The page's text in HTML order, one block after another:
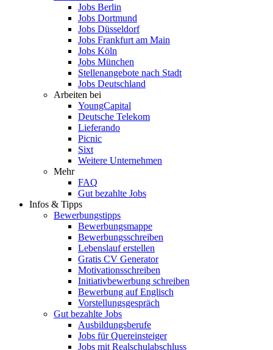
Jobs Berlin
Jobs Dortmund
Jobs Düsseldorf
Jobs Frankfurt am Main
Jobs Köln
Jobs München
Stellenangebote nach Stadt
Jobs Deutschland
Arbeiten bei
YoungCapital
Deutsche Telekom
Lieferando
Picnic
Sixt
Weitere Unternehmen
Mehr
FAQ
Gut bezahlte Jobs
Infos & Tipps
Bewerbungstipps
Bewerbungsmappe
Bewerbungsschreiben
Lebenslauf erstellen
Gratis CV Generator
Motivationsschreiben
Initiativbewerbung schreiben
Bewerbung auf Englisch
Vorstellungsgespräch
Gut bezahlte Jobs
Ausbildungsberufe
Jobs für Quereinsteiger
Jobs mit Realschulabschluss